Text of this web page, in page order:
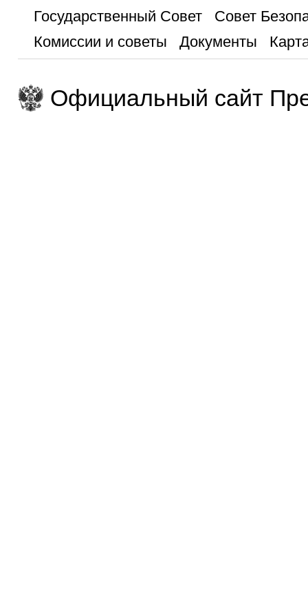
Государственный Совет
Совет
Комиссии и советы
Документы
Официальный сайт